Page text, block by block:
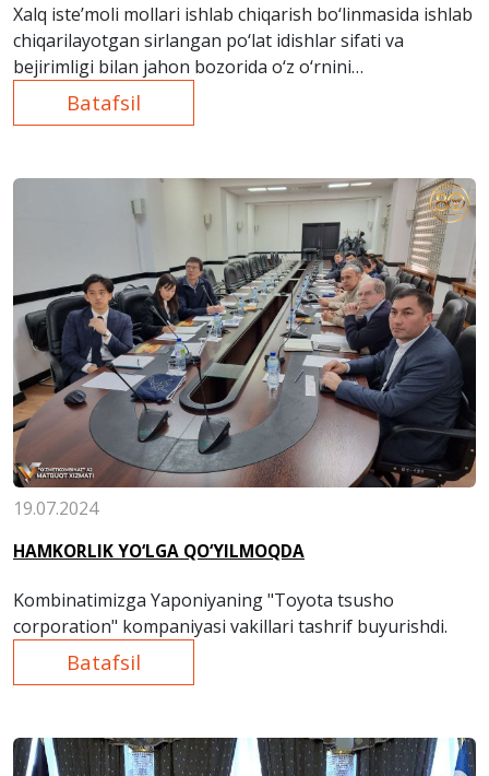
Xalq iste’moli mollari ishlab chiqarish bo‘linmasida ishlab
chiqarilayotgan sirlangan po‘lat idishlar sifati va
bejirimligi bilan jahon bozorida o‘z o‘rnini
mustahkamlab bormoqda.
Batafsil
19.07.2024
HAMKORLIK YO‘LGA QO‘YILMOQDA
Kombinatimizga Yaponiyaning"Toyota tsusho
corporation" kompaniyasi vakillari tashrif buyurishdi.
Batafsil